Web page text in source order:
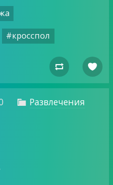
#кросспол
 
 Развлечения